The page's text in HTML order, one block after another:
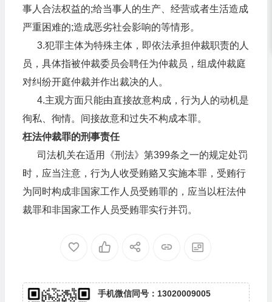
事人合法权益的;给当事人的生产、经营或者生活造成
严重困难的;造成恶劣社会影响的等情形。
3.犯罪主体为特殊主体，即依法承担仲裁职责的人
员，具体指被仲裁委员会聘任为仲裁员，组成仲裁庭
对纠纷开庭仲裁并作出裁决的人。
4.主观方面只能由直接故意构成，行为人的动机是
徇私、徇情。间接故意和过失不构成本罪。
枉法仲裁罪的刑事责任
司法机关在适用《刑法》第399条之一的规定处罚
时，应当注意，行为人收受贿赂又实施本罪，受贿行
为同时构成非国家工作人员受贿罪的，应当以枉法仲
裁罪和非国家工作人员受贿罪实行并罚。
手机微信同号：13020009005